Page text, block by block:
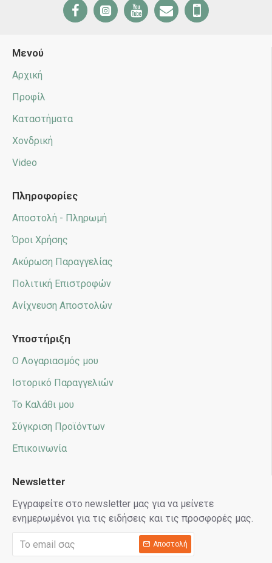
Μενού
Αρχική
Προφίλ
Καταστήματα
Χονδρική
Video
Πληροφορίες
Αποστολή - Πληρωμή
Όροι Χρήσης
Ακύρωση Παραγγελίας
Πολιτική Επιστροφών
Ανίχνευση Αποστολών
Υποστήριξη
Ο Λογαριασμός μου
Ιστορικό Παραγγελιών
Το Καλάθι μου
Σύγκριση Προϊόντων
Επικοινωνία
Newsletter
Εγγραφείτε στο newsletter μας για να μείνετε
ενημερωμένοι για τις ειδήσεις και τις προσφορές μας.
Αποστολή